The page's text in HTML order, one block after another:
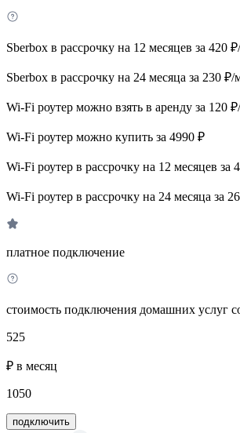
Sberbox в рассрочку на 12 месяцев за 420
Sberbox в рассрочку на 24 месяца за 230 ₽/
Wi-Fi роутер можно взять в аренду за 120
Wi-Fi роутер можно купить за 4990 ₽
Wi-Fi роутер в рассрочку на 12 месяцев за
Wi-Fi роутер в рассрочку на 24 месяца за
платное подключение
стоимость подключения домашних услуг
525
₽ в месяц
1050
подключить